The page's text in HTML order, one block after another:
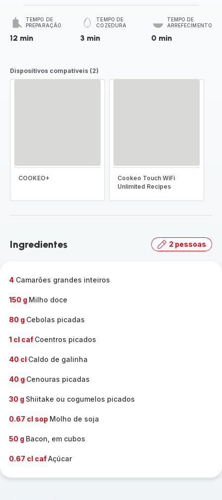
TEMPO DE
PREPARAÇÃO
12 min
TEMPO DE
COZEDURA
3 min
TEMPO DE
ARREFECIMENTO
0 min
Dispositivos compatíveis (2)
COOKEO+
Cookeo Touch WiFi
Unlimited Recipes
Ingredientes 2 pessoas
4 Camarões grandes inteiros
150 g Milho doce
80 g Cebolas picadas
1 cl caf Coentros picados
40 cl Caldo de galinha
40 g Cenouras picadas
30 g Shiitake ou cogumelos picados
0.67 cl sop Molho de soja
50 g Bacon, em cubos
0.67 cl cafAçúcar